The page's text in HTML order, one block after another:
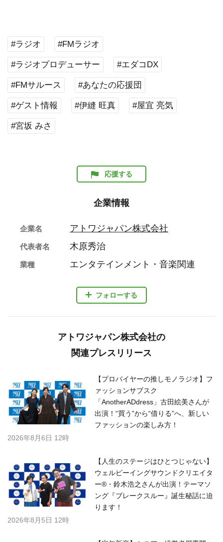
#ラジオ #FMラジオ
#ラジオプロデューサー #エダコDX
#FMサルース #あなたの応援団
#ゲスト情報 #伊縫 旺真 #屋宜 亮気
#宮坂 みさ
応援する
企業情報
フォローする
企業名 アトワジャパン株式会社
代表者名 木原秀治
業種 エンタテインメント・音楽関連
アトワジャパン株式会社の
関連プレスリリース
【プロバイヤーの推しモノラジオ】フ
ァッションサブスク
「AnotherADdress」古田絵美さんが
出演！“買う”から“借りる”へ、新しい
ファッションの楽しみ方！
2026年8月6日 12時
【人生のステージはひとつじゃない】
ウェルビーイングサウンドクリエイタ
ー®・鈴木浩之さんが出演！テーマソ
ング『ブレークスルー』誕生秘話に迫
ります！
2026年8月5日 12時